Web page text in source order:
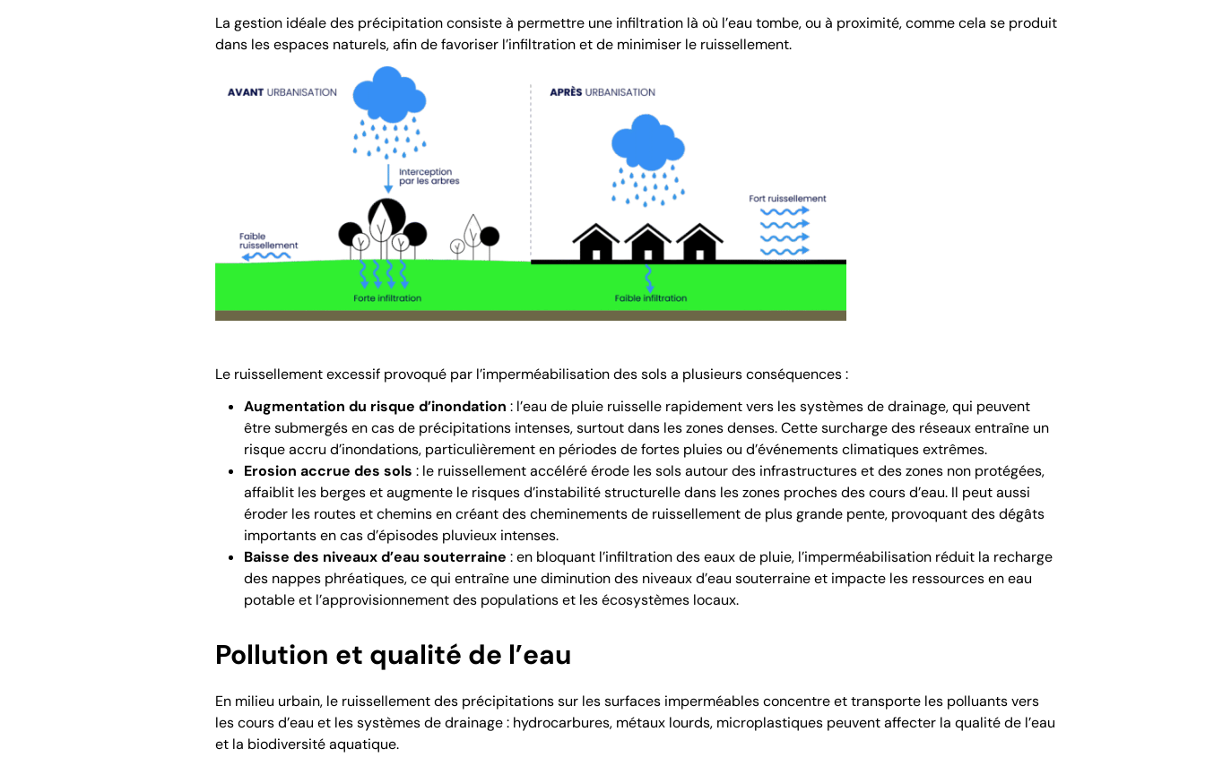
La gestion idéale des précipitation consiste à permettre une infiltration là où l’eau tombe, ou à proximité, comme cela se produit
dans les espaces naturels, afin de favoriser l’infiltration et de minimiser le ruissellement.
Le ruissellementexcessif provoqué par l’imperméabilisation des sols a plusieurs conséquences :
Augmentation du risque d’inondation : l’eau de pluie ruisselle rapidement vers les systèmes de drainage, qui peuvent
être submergés en cas de précipitations intenses, surtout dans les zones denses. Cette surcharge des réseaux entraîne un
risque accru d’inondations, particulièrement en périodes de fortes pluies ou d’événements climatiques extrêmes.
Erosion accrue des sols : le ruissellement accéléré érode les sols autour des infrastructures et des zones non protégées,
affaiblit les berges et augmente le risques d’instabilité structurelle dans les zones proches descours d’eau. Il peut aussi
éroder les routes et chemins en créant des cheminements de ruissellement de plus grande pente, provoquant des dégâts
importants en cas d’épisodes pluvieux intenses.
Baisse des niveaux d’eau souterraine : en bloquant l’infiltrationdes eaux de pluie, l’imperméabilisation réduit la recharge
des nappes phréatiques, ce qui entraîne une diminution des niveaux d’eau souterraine et impacte les ressources en eau
potable et l’approvisionnement des populations et lesécosystèmes locaux.
Pollution et qualité de l’eau
En milieu urbain, le ruissellement des précipitations sur les surfaces imperméables concentre et transporte les polluants vers
les cours d’eau et les systèmes de drainage : hydrocarbures, métaux lourds, microplastiques peuvent affecter la qualité de l’eau
et la biodiversitéaquatique.